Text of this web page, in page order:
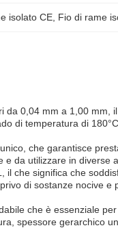
isolato CE Fio di rame
da 0,04 mm a 1,00 mm,
di temperatura di
che garantisce
da utilizzare in diverse
il che significa che
di sostanze nocive e
che è essenziale
spessore gerarchico